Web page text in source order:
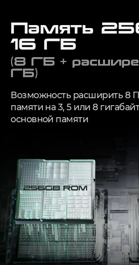
Память
16 ГБ
(8 ГБ +
ГБ)
Возможность расширить 8
памяти на 3, 5 или 8
основной памяти